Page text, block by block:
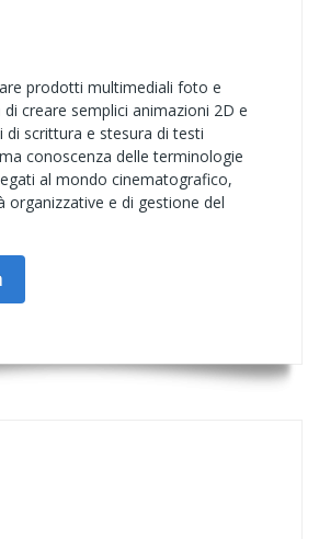
prodotti multimediali foto e
creare semplici animazioni 2D e
scrittura e stesura di testi
conoscenza delle terminologie
al mondo cinematografico,
organizzative e di gestione del